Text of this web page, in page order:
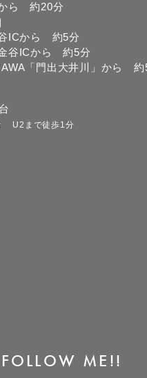
ら 約20分
ICから 約5分
谷ICから 約5分
「門出大井川」から 約
U2まで徒歩1分
FOLLOW ME!!